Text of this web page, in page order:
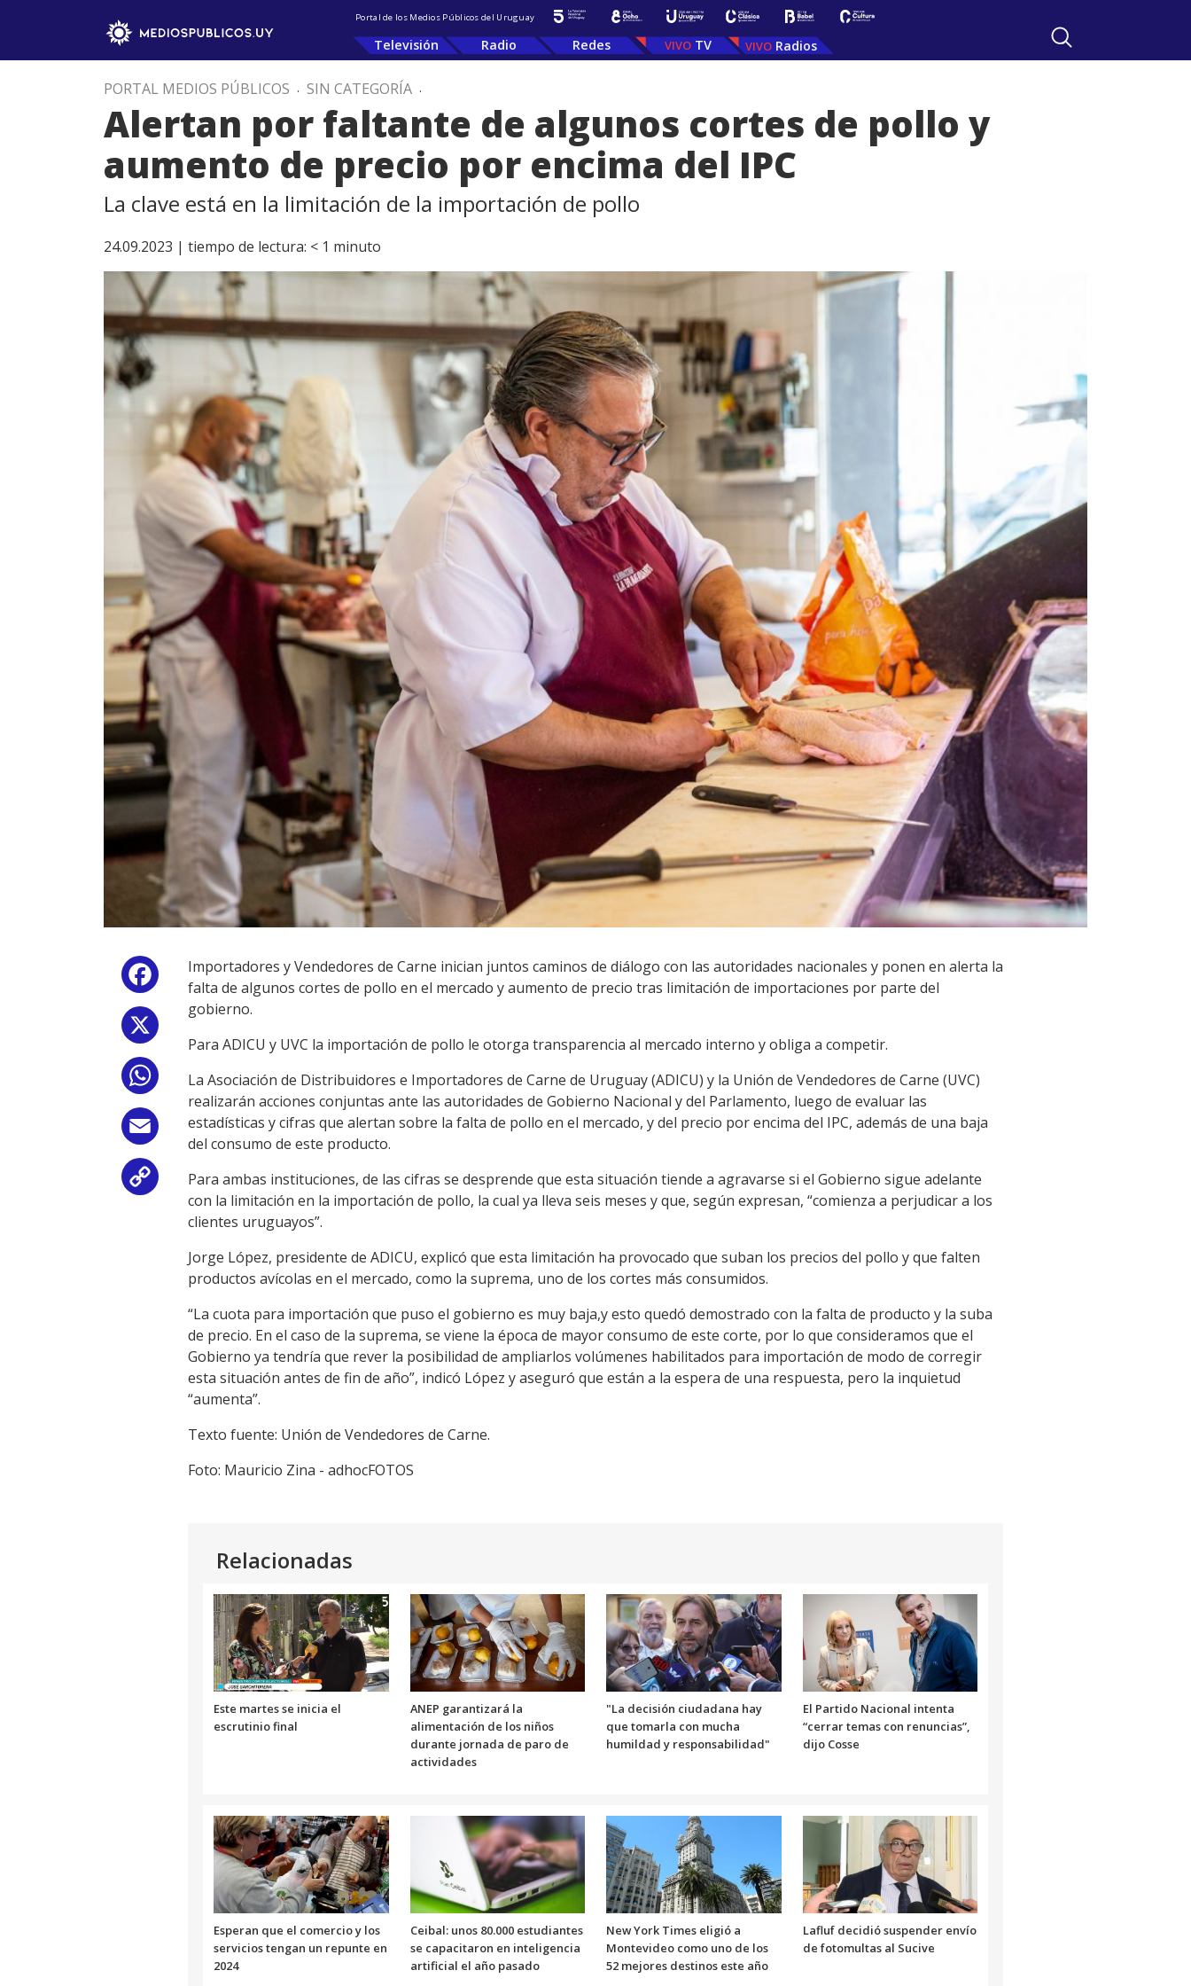
Portal de los Medios Públicos del Uruguay
Televisión Radio Redes TV Radios
PORTAL MEDIOS PÚBLICOS . SIN CATEGORÍA .
Alertan por faltante de algunos cortes de pollo y
aumento de precio por encima del IPC
La clave está en la limitación de la importación de pollo
24.09.2023 | tiempo de lectura: < 1 minuto
Facebook
WhatsApp
Email
Copy
Link
Importadores y Vendedores de Carne inician juntos caminos de diálogo con las autoridades nacionales y ponen en alerta la
falta de algunos cortes de pollo en el mercado y aumento de precio tras limitación de importaciones por parte del
gobierno.
Para ADICU y UVC la importación de pollo le otorga transparencia al mercado interno y obliga a competir.
La Asociación de Distribuidores e Importadores de Carne de Uruguay (ADICU) y la Unión de Vendedores de Carne (UVC)
realizarán acciones conjuntas ante las autoridades de Gobierno Nacional y del Parlamento, luego de evaluar las
estadísticas y cifras que alertan sobre la falta de pollo en el mercado, y del precio por encima del IPC, además de una baja
del consumo de este producto.
Para ambas instituciones, de las cifras se desprende que esta situación tiende a agravarse si el Gobierno sigue adelante
con la limitación en la importación de pollo, la cual ya lleva seis meses y que, según expresan, “comienza a perjudicar a los
clientes uruguayos”.
Jorge López, presidente de ADICU, explicó que esta limitación ha provocado que suban los precios del pollo y que falten
productos avícolas en el mercado, como la suprema, uno de los cortes más consumidos.
“La cuota para importación que puso el gobierno es muy baja,y esto quedó demostrado con la falta de producto y la suba
de precio. En el caso de la suprema, se viene la época de mayor consumo de este corte, por lo que consideramos que el
Gobierno ya tendría que rever la posibilidad de ampliarlos volúmenes habilitados para importación de modo de corregir
esta situación antes de fin de año”, indicó López y aseguró que están a la espera de una respuesta, pero la inquietud
“aumenta”.
Texto fuente: Unión de Vendedores de Carne.
Foto: Mauricio Zina - adhocFOTOS
Relacionadas
Este martes se inicia el
escrutinio final
ANEP garantizará la
alimentación de los niños
durante jornada de paro de
actividades
"La decisión ciudadana hay
que tomarla con mucha
humildad y responsabilidad"
El Partido Nacional intenta
“cerrar temas con renuncias”,
dijo Cosse
Esperan que el comercio y los
servicios tengan un repunte en
2024
Ceibal: unos 80.000 estudiantes
se capacitaron en inteligencia
artificial el año pasado
New York Times eligió a
Montevideo como uno de los
52 mejores destinos este año
Lafluf decidió suspender envío
de fotomultas al Sucive